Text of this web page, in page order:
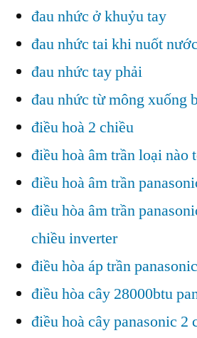
đau nhức ở khuỷu tay
đau nhức tai khi nuốt
đau nhức tay phải
đau nhức từ mông xuống
điều hoà 2 chiều
điều hoà âm trần loại nào
điều hoà âm trần
điều hòa âm trần
chiều inverter
điều hòa áp trần panasonic
điều hòa cây 28000btu
điều hoà cây panasonic 2